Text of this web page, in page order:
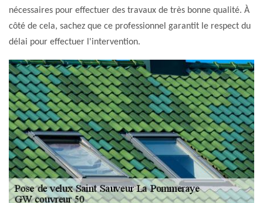
nécessaires pour effectuer des travaux de très bonne qualité. À
côté de cela, sachez que ce professionnel garantit le respect du
délai pour effectuer l'intervention.